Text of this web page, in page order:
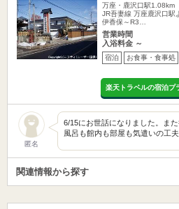
万座・鹿沢口駅1.08km
JR吾妻線 万座鹿沢口駅
伊香保～R3…
営業時間
入浴料金 ～
宿泊 お食事・食事処
楽天トラベルの宿泊プ
匿名
6/15にお世話になりました。ま
風呂も館内も部屋も気遣いの工
関連情報から探す